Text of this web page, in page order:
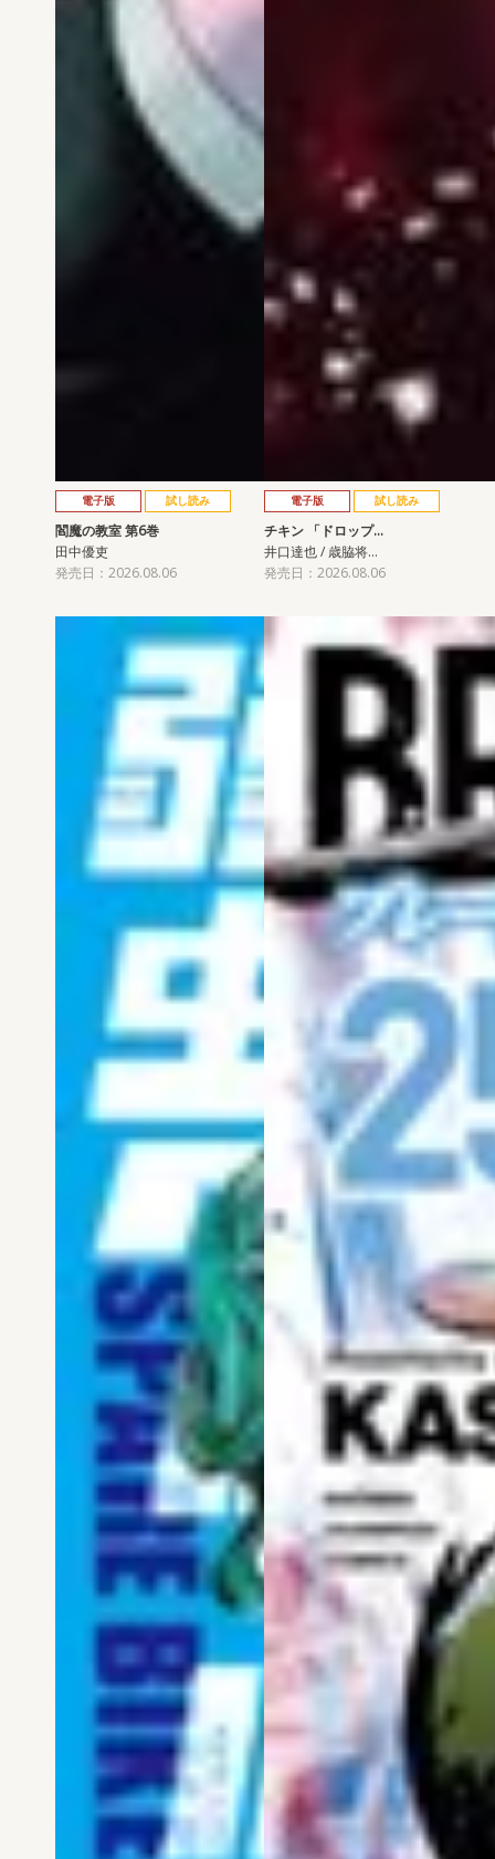
電子版 試し読み
閻魔の教室 第6巻
田中優吏
発売日：2026.08.06
電子版 試し読み
チキン 「ドロップ…
井口達也 / 歳脇将…
発売日：2026.08.06